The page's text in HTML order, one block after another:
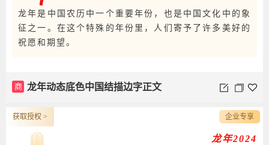
龙年是中国农历中一个重要年份，也是中国文化中的象
征之一。在这个特殊的年份里，人们寄予了许多美好的
祝愿和期望。
商 龙年动态底色中国结描边字正文
龙年2024
获取授权 > 企业专享